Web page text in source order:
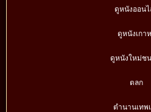
ดูหนังออน
ดูหนังเกา
ดูหนังใหม่ชน
ตลก
ตำนานเทพ